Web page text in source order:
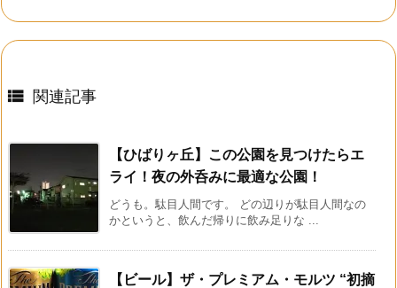
 関連記事
【ひばりヶ丘】この公園を見つけたらエ
ライ！夜の外呑みに最適な公園！
どうも。駄目人間です。 どの辺りが駄目人間なの
かというと、飲んだ帰りに飲み足りな ...
【ビール】ザ・プレミアム・モルツ “初摘